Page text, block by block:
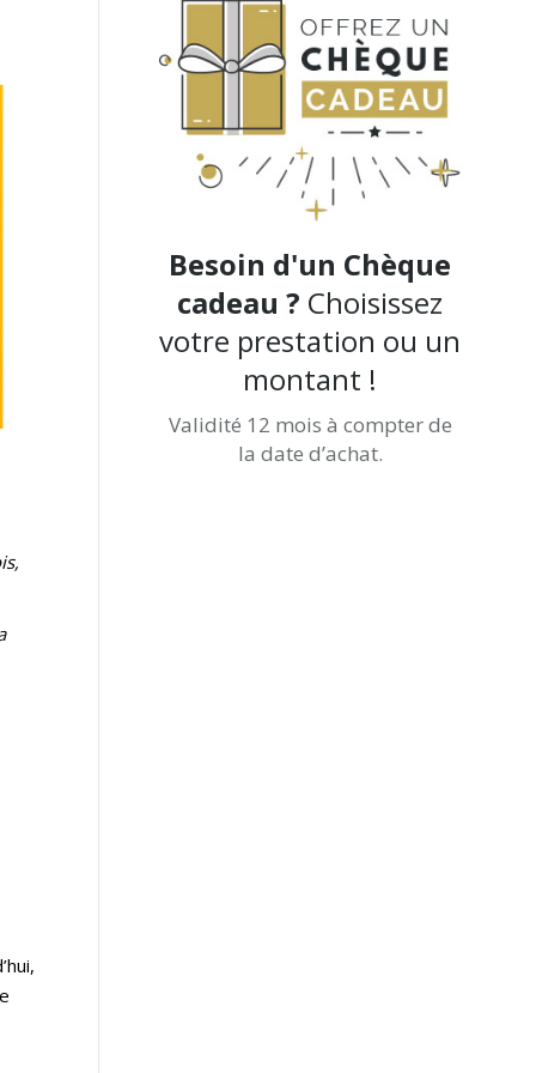
Besoin d'un Chèque
cadeau ? Choisissez
votre prestation ou un
montant !
Validité 12 mois à compter de
la date d’achat.